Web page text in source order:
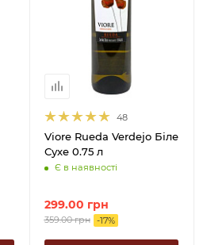
48
Viore Rueda Verdejo Біле
Сухе 0.75 л
Є в наявності
299.00 грн
359.00грн -17%